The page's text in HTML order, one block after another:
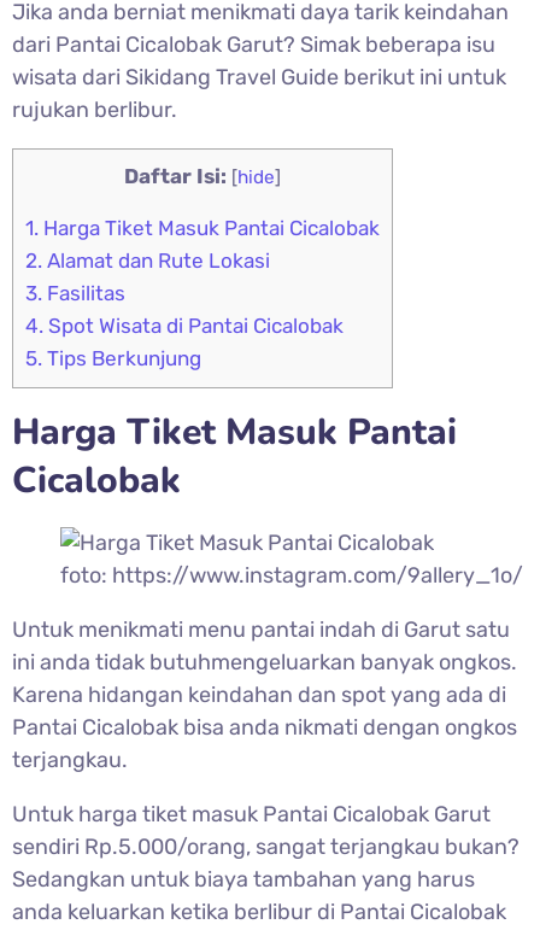
Jika anda berniat menikmati daya tarik keindahan
dari Pantai Cicalobak Garut? Simak beberapa isu
wisata dari Sikidang Travel Guide berikut ini untuk
rujukan berlibur.
Daftar Isi: [hide]
1. Harga Tiket Masuk Pantai Cicalobak
2. Alamat dan Rute Lokasi
3. Fasilitas
4. Spot Wisata di Pantai Cicalobak
5. Tips Berkunjung
Harga Tiket Masuk Pantai
Cicalobak
foto: https://www.instagram.com/9allery_1o/
Untuk menikmati menu pantai indah di Garut satu
ini anda tidak butuhmengeluarkan banyak ongkos.
Karena hidangan keindahan dan spot yang ada di
Pantai Cicalobak bisa anda nikmati dengan ongkos
terjangkau.
Untuk harga tiket masuk Pantai Cicalobak Garut
sendiri Rp.5.000/orang, sangat terjangkau bukan?
Sedangkan untuk biaya tambahan yang harus
anda keluarkan ketika berlibur di Pantai Cicalobak